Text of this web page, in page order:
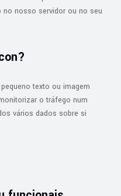
no nosso servidor ou no seu
texto ou imagem
o tráfego num
vários dados sobre si